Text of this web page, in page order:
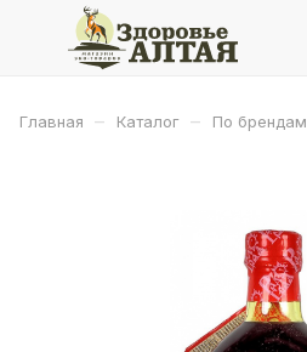
Главная – Каталог – По брендам